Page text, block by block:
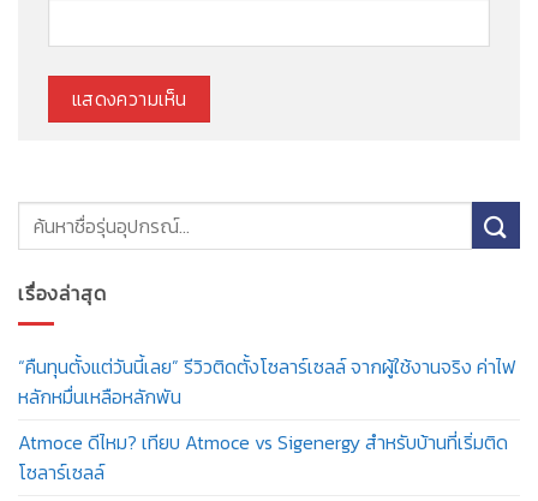
เรื่องล่าสุด
“คืนทุนตั้งแต่วันนี้เลย” รีวิวติดตั้งโซลาร์เซลล์ จากผู้ใช้งานจริง ค่าไฟ
หลักหมื่นเหลือหลักพัน
Atmoce ดีไหม? เทียบ Atmoce vs Sigenergy สำหรับบ้านที่เริ่มติด
โซลาร์เซลล์